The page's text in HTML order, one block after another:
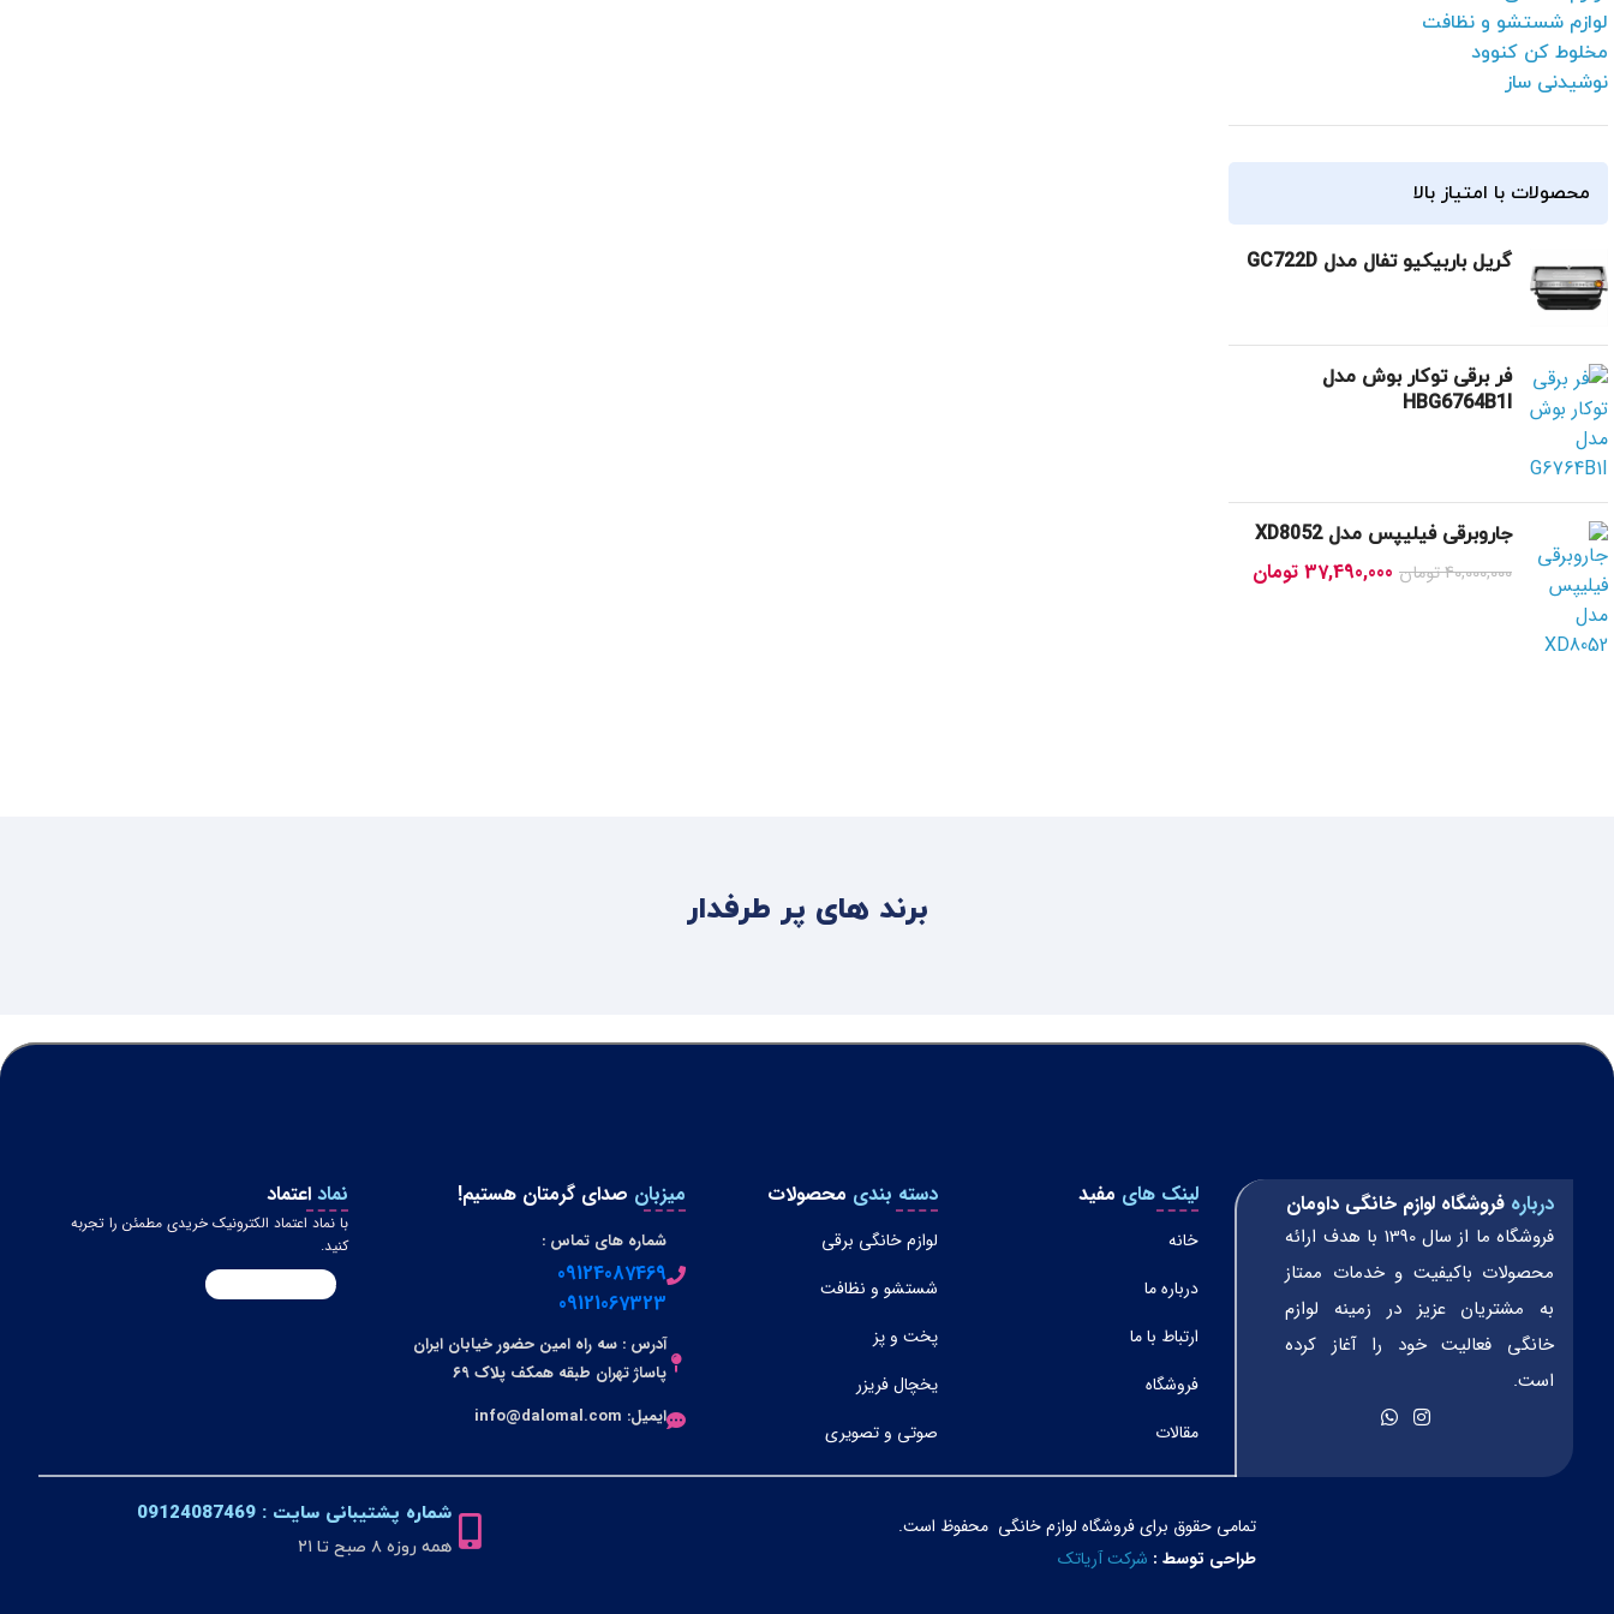
لوازم شستشو و نظافت
مخلوط کن کنوود
نوشیدنی ساز
محصولات با امتیاز بالا
گریل باربیکیو تفال مدل GC722D
فر برقی توکار بوش مدل
HBG6764B1I
جاروبرقی فیلیپس مدل XD8052
40,000,000تومان 37,490,000 تومان
برند های پر طرفدار
درباره فروشگاه لوازم خانگی داومان
فروشگاه ما از سال 1390 با هدف ارائه
محصولات باکیفیت و خدمات ممتاز
به مشتریان عزیز در زمینه لوازم
خانگی فعالیت خود را آغاز کرده
است.
لینک های مفید
خانه
درباره ما
ارتباط با ما
فروشگاه
مقالات
دسته بندی محصولات
لوازم خانگی برقی
شستشو و نظافت
پخت و پز
یخچال فریزر
صوتی و تصویری
میزبان صدای گرمتان هستیم!
شماره های تماس :
09124087469
09121067323
آدرس : سه راه امین حضور خیابان ایران
پاساژ تهران طبقه همکف پلاک ۶۹
ایمیل: info@dalomal.com
نماد اعتماد
با نماد اعتماد الکترونیک خریدی مطمئن را تجربه
کنید.
تمامی حقوق برای فروشگاه لوازم خانگی محفوظ است.
طراحی توسط : شرکت آریاتک
شماره پشتیبانی سایت : 09124087469
همه روزه ۸ صبح تا ۲۱